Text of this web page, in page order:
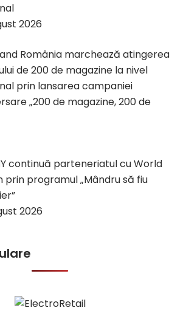
2026
România marchează atingerea
de 200 de magazine la nivel
prin lansarea campaniei
„200 de magazine, 200 de
continuă parteneriatul cu World
prin programul „Mândru să fiu
2026